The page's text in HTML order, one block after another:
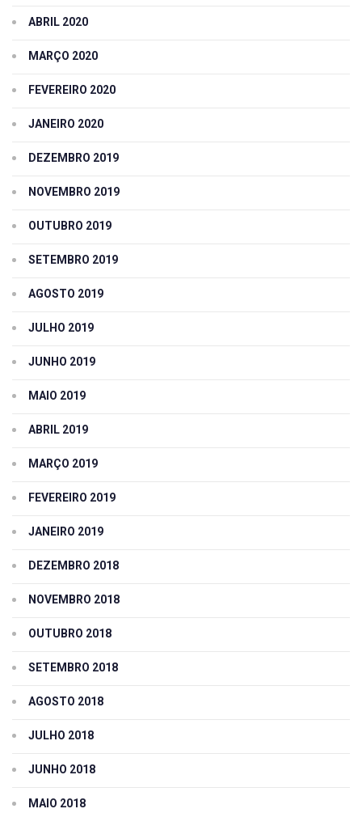
ABRIL 2020
MARÇO 2020
FEVEREIRO 2020
JANEIRO 2020
DEZEMBRO 2019
NOVEMBRO 2019
OUTUBRO 2019
SETEMBRO 2019
AGOSTO 2019
JULHO 2019
JUNHO 2019
MAIO 2019
ABRIL 2019
MARÇO 2019
FEVEREIRO 2019
JANEIRO 2019
DEZEMBRO 2018
NOVEMBRO 2018
OUTUBRO 2018
SETEMBRO 2018
AGOSTO 2018
JULHO 2018
JUNHO 2018
MAIO 2018